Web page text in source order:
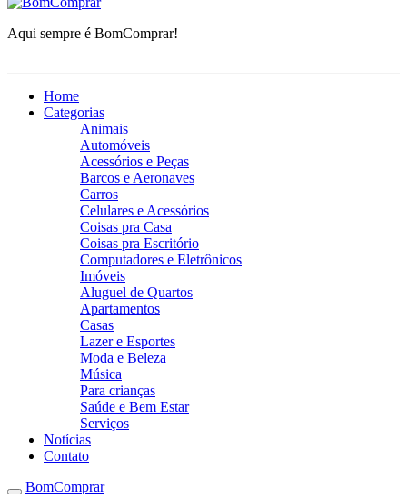
Aqui sempre é BomComprar!
Home
Categorias
Animais
Automóveis
Acessórios e Peças
Barcos e Aeronaves
Carros
Celulares e Acessórios
Coisas pra Casa
Coisas pra Escritório
Computadores e Eletrônicos
Imóveis
Aluguel de Quartos
Apartamentos
Casas
Lazer e Esportes
Moda e Beleza
Música
Para crianças
Saúde e Bem Estar
Serviços
Notícias
Contato
BomComprar